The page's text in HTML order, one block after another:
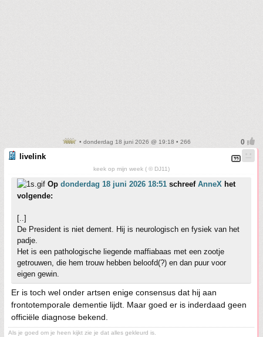
• donderdag 18 juni 2026 @ 19:18 • 266
livelink
keek op mijn week ( © DJ11)
Op donderdag 18 juni 2026 18:51 schreef AnneX het
volgende:
[..]
De President is niet dement. Hij is neurologisch en fysiek van het
padje.
Het is een pathologische liegende maffiabaas met een zootje
getrouwen, die hem trouw hebben beloofd(?) en dan puur voor
eigen gewin.
Er is toch wel onder artsen enige consensus dat hij aan
frontotemporale dementie lijdt. Maar goed er is inderdaad geen
officiële diagnose bekend.
Als je goed om je heen kijkt zie je dat alles gekleurd is.